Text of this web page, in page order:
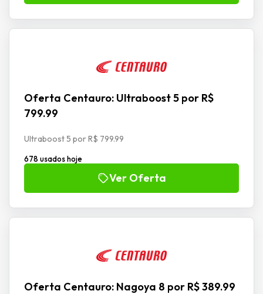
Oferta Centauro: Ultraboost 5 por R$
799.99
Ultraboost 5 por R$ 799.99
678 usados hoje
Ver Oferta
Oferta Centauro: Nagoya 8 por R$ 389.99